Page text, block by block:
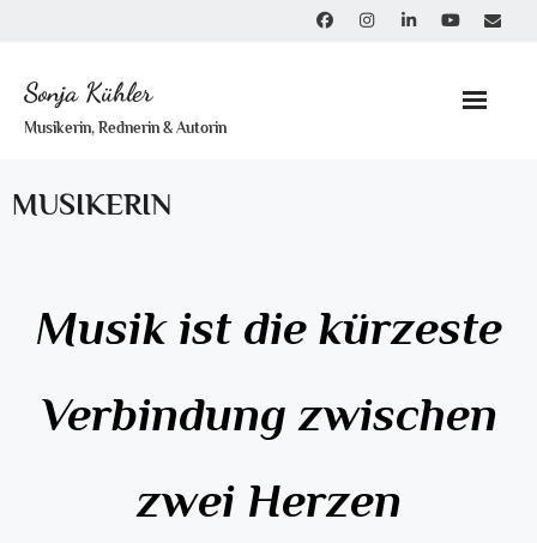
contentSonja Kühler
Musikerin, Rednerin & Autorin
MUSIKERIN
Musik ist die kürzeste
Verbindung zwischen
zwei Herzen